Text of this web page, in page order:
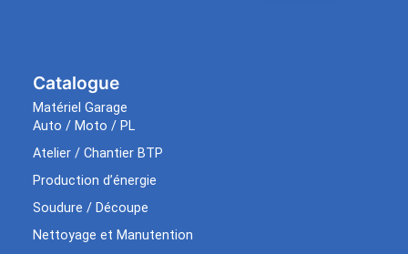
Catalogue
Matériel Garage
Auto / Moto / PL
Atelier / Chantier BTP
Production d’énergie
Soudure / Découpe
Nettoyage et Manutention